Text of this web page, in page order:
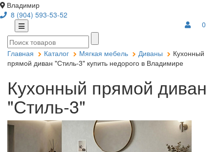
Владимир
8 (904) 593-53-52
0
Главная Каталог Мягкая мебель Диваны
Кухонный
прямой диван "Стиль-3" купить недорого в Владимире
Кухонный прямой диван
"Стиль-3"